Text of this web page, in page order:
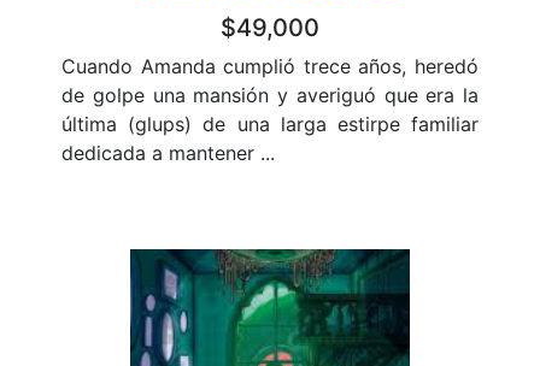
$49,000
Cuando Amanda cumplió trece años, heredó
de golpe una mansión y averiguó que era la
última (glups) de una larga estirpe familiar
dedicada a mantener ...